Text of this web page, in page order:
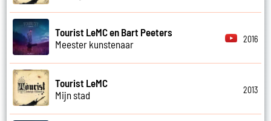
Tourist LeMC en Bart Peeters
Meester kunstenaar
2016
Tourist LeMC
Mijn stad
2013